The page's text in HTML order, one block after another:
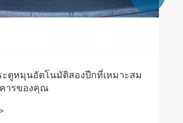
ะตูหมุนอัตโนมัติสองปีกที่เหมาะสม
ารของคุณ